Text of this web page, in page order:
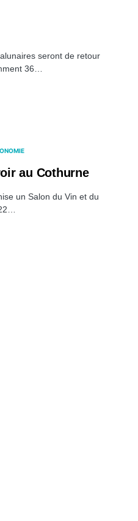
seront de retour
36…
au Cothurne
un Salon du Vin et du